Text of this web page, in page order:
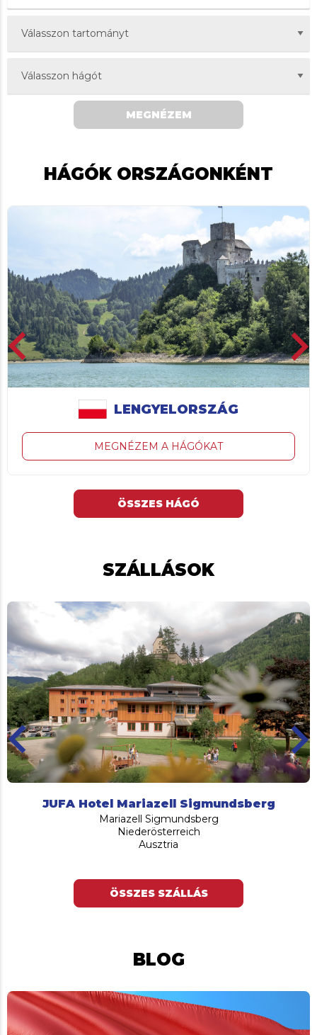
MEGNÉZEM
HÁGÓK ORSZÁGONKÉNT
LENGYELORSZÁG
MEGNÉZEM A HÁGÓKAT
ÖSSZES HÁGÓ
SZÁLLÁSOK
JUFA Hotel Mariazell Sigmundsberg
Mariazell Sigmundsberg
Niederösterreich
Ausztria
ÖSSZES SZÁLLÁS
BLOG